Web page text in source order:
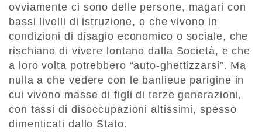
ovviamente ci sono delle persone, magari con
bassi livelli di istruzione, o che vivono in
condizioni di disagio economico o sociale, che
rischiano di vivere lontano dalla Società, e che
a loro volta potrebbero “auto-ghettizzarsi”. Ma
nulla a che vedere con le banlieue parigine in
cui vivono masse di figli di terze generazioni,
con tassi di disoccupazioni altissimi, spesso
dimenticati dallo Stato.